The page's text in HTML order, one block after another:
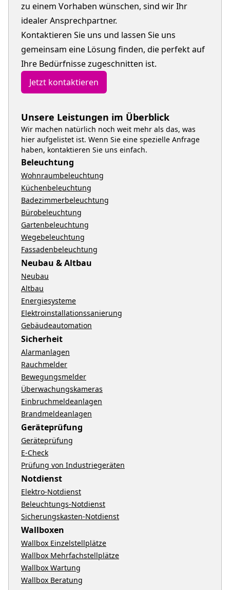
zu einem Vorhaben wünschen, sind wir Ihr
idealer Ansprechpartner.
Kontaktieren Sie uns und lassen Sie uns
gemeinsam eine Lösung finden, die perfekt auf
Ihre Bedürfnisse zugeschnitten ist.
Jetzt kontaktieren
Unsere Leistungen im Überblick
Wir machen natürlich noch weit mehr als das, was
hier aufgelistet ist. Wenn Sie eine spezielle Anfrage
haben, kontaktieren Sie uns einfach.
Beleuchtung
Wohnraumbeleuchtung
Küchenbeleuchtung
Badezimmerbeleuchtung
Bürobeleuchtung
Gartenbeleuchtung
Wegebeleuchtung
Fassadenbeleuchtung
Neubau & Altbau
Neubau
Altbau
Energiesysteme
Elektroinstallationssanierung
Gebäudeautomation
Sicherheit
Alarmanlagen
Rauchmelder
Bewegungsmelder
Überwachungskameras
Einbruchmeldeanlagen
Brandmeldeanlagen
Geräteprüfung
Geräteprüfung
E-Check
Prüfung von Industriegeräten
Notdienst
Elektro-Notdienst
Beleuchtungs-Notdienst
Sicherungskasten-Notdienst
Wallboxen
Wallbox Einzelstellplätze
Wallbox Mehrfachstellplätze
Wallbox Wartung
Wallbox Beratung